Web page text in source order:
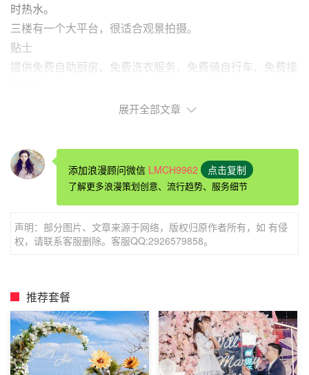
时热水。
三楼有一个大平台，很适合观景拍摄。
贴士
提供免费自助厨房、免费洗衣服务、免费骑自行车、免费接
客栈提供越野车包车服务，还可以提供免费的摄影记录。
展开全部文章
添加浪漫顾问微信 LMCH9962 点击复制
了解更多浪漫策划创意、流行趋势、服务细节
声明：部分图片、文章来源于网络，版权归原作者所有，如 有侵
权，请联系客服删除。客服QQ:2926579858。
推荐套餐